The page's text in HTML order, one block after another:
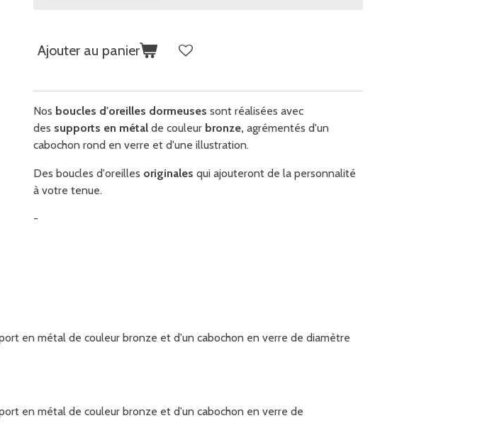
Ajouter au panier
Nos boucles d'oreilles dormeuses sont réalisées avec
des supports en métal de couleur bronze, agrémentés d'un
cabochon rond en verre et d'une illustration.
Des boucles d'oreilles originales qui ajouteront de la personnalité
à votre tenue.
-
en métal de couleur bronze et d'un cabochon en verre de diamètre
en métal de couleur bronze et d'un cabochon en verre de